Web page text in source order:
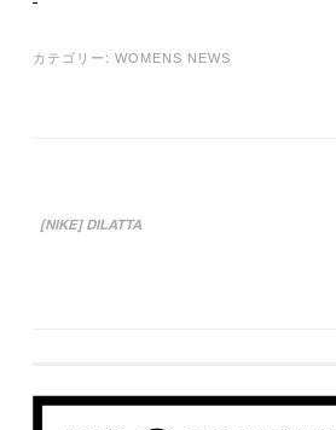
カテゴリー: WOMENS NEWS
[NIKE] DILATTA